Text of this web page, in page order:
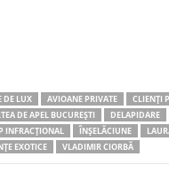
DE LUX AVIOANE PRIVATE
CLIENȚI
DE APEL BUCUREȘTI DELAPIDARE
INFRACȚIONAL ÎNȘELĂCIUNE
EXOTICE VLADIMIR CIORBĂ